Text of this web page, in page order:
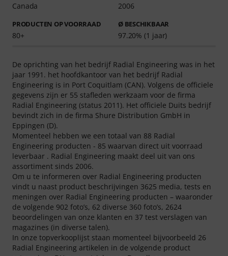
Canada 2006
PRODUCTEN OP VOORRAAD
80+
Ø BESCHIKBAAR
97.20% (1 jaar)
De oprichting van het bedrijf Radial Engineering was in het
jaar 1991. het hoofdkantoor van het bedrijf Radial
Engineering is in Port Coquitlam (CAN). Volgens de officiele
gegevens zijn er 55 stafleden werkzaam voor de firma
Radial Engineering (status 2011). Het officiele Duits bedrijf
bevindt zich in de firma Shure Distribution GmbH in
Eppingen (D).
Momenteel hebben we een totaal van 88 Radial
Engineering producten - 85 waarvan direct uit voorraad
leverbaar . Radial Engineering maakt deel uit van ons
assortiment sinds 2006.
Om u te informeren over Radial Engineering producten
vindt u naast product beschrijvingen 3625 media, tests en
meningen over Radial Engineering producten – waaronder
de volgende 902 foto’s, 62 diverse 360 foto’s, 2624
beoordelingen van onze klanten en 37 test verslagen van
magazines (in diverse talen).
In onze topverkooplijst staan momenteel bijvoorbeeld 26
Radial Engineering artikelen in de volgende product